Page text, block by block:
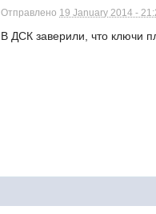
Отправлено 19 January 2014 -
В ДСК заверили, что ключи